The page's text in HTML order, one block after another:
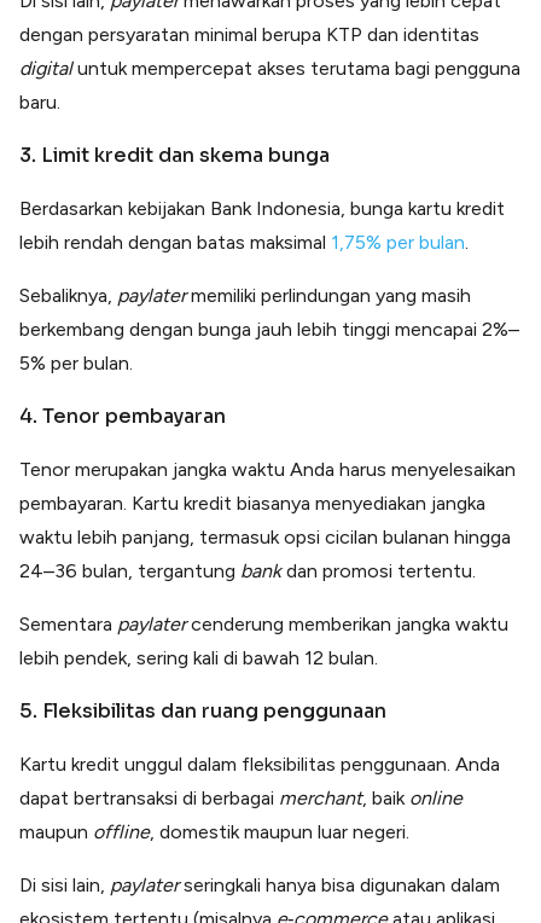
dengan persyaratan minimal berupa KTP dan identitas
digitaluntuk mempercepat akses terutama bagi pengguna
baru.
3. Limit kredit dan skema bunga
Berdasarkan kebijakan Bank Indonesia, bunga kartu kredit
lebih rendah dengan batas maksimal 1,75% per bulan.
Sebaliknya, paylatermemiliki perlindungan yang masih
berkembang dengan bunga jauh lebih tinggi mencapai 2%–
5% per bulan.
4. Tenor pembayaran
Tenor merupakan jangka waktu Anda harus menyelesaikan
pembayaran. Kartu kredit biasanya menyediakan jangka
waktu lebih panjang, termasuk opsi cicilan bulanan hingga
24–36 bulan, tergantung bankdan promosi tertentu.
Sementara paylatercenderung memberikan jangka waktu
lebih pendek, sering kali di bawah 12 bulan.
5. Fleksibilitas dan ruang penggunaan
Kartu kredit unggul dalam fleksibilitas penggunaan. Anda
dapat bertransaksi di berbagai merchant, baik online
maupun offline, domestik maupun luar negeri.
Di sisi lain, paylaterseringkali hanya bisa digunakan dalam